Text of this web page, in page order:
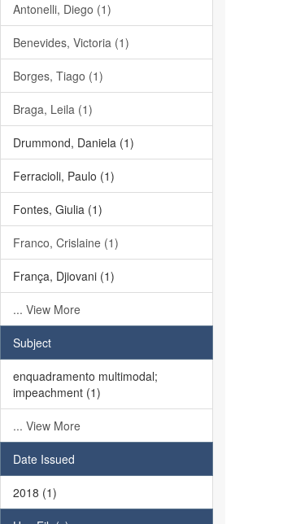
Antonelli, Diego (1)
Benevides, Victoria (1)
Borges, Tiago (1)
Braga, Leila (1)
Drummond, Daniela (1)
Ferracioli, Paulo (1)
Fontes, Giulia (1)
Franco, Crislaine (1)
França, Djiovani (1)
... View More
Subject
enquadramento multimodal;
impeachment (1)
... View More
Date Issued
2018 (1)